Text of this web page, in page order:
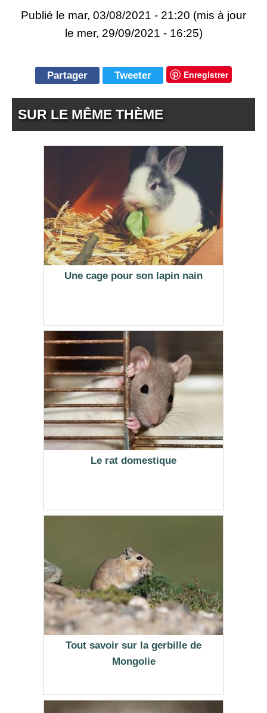
Publié le mar, 03/08/2021 - 21:20 (mis à jour
le mer, 29/09/2021 - 16:25)
Partager Tweeter Enregistrer
SUR LE MÊME THÈME
Une cage pour son lapin nain
Le rat domestique
Tout savoir sur la gerbille de
Mongolie